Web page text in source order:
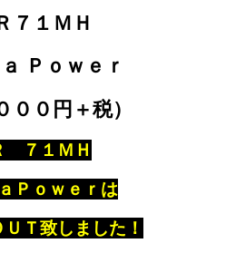
７１ＭＨ
Ｐｏｗｅｒ
００円＋税）
７１ＭＨ
Ｐｏｗｅｒは
Ｔ致しました！